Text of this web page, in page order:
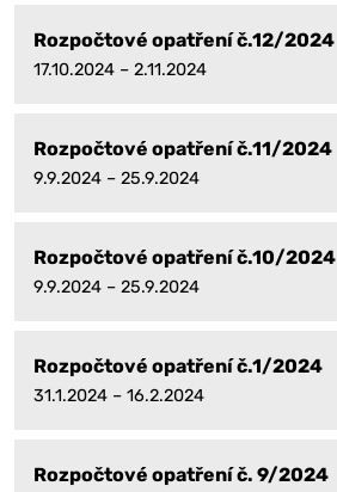
Rozpočtové opatření č.12/2024
17.10.2024 – 2.11.2024
Rozpočtové opatření č.11/2024
9.9.2024 – 25.9.2024
Rozpočtové opatření č.10/2024
9.9.2024 – 25.9.2024
Rozpočtové opatření č.1/2024
31.1.2024 – 16.2.2024
Rozpočtové opatření č. 9/2024